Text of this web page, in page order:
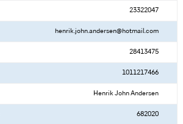
23322047
henrik.john.andersen@hotmail.com
28413475
1011217466
Henrik John Andersen
682020